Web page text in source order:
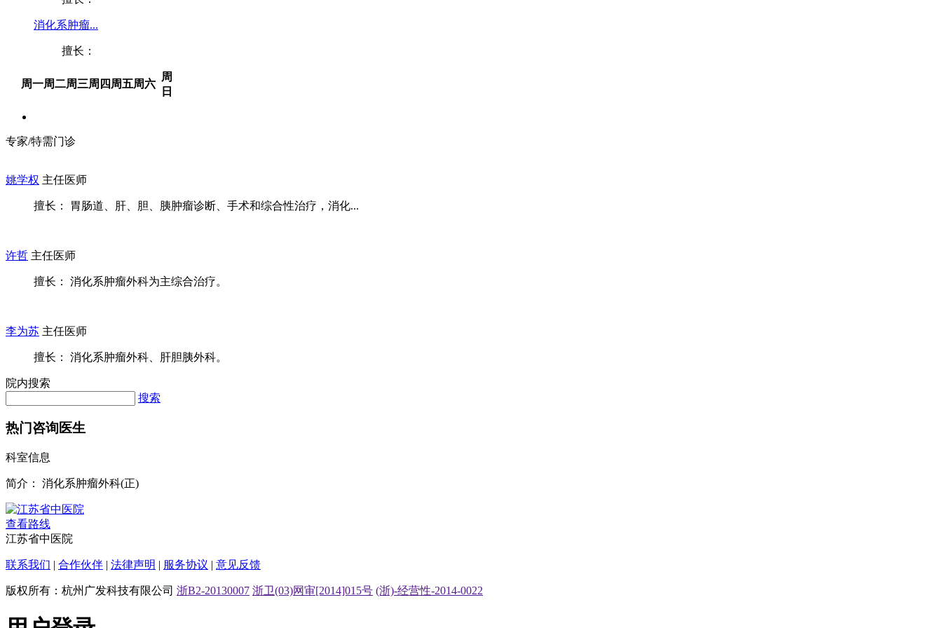
消化系肿瘤...
擅长：
周一周二周三周四 周五周六
周
日
专家/特需门诊
姚学权 主任医师
擅长： 胃肠道、肝、胆、胰肿瘤诊断、手术和综合性治疗，消化...
许哲 主任医师
擅长： 消化系肿瘤外科为主综合治疗。
李为苏 主任医师
擅长： 消化系肿瘤外科、肝胆胰外科。
院内搜索
搜索
热门咨询医生
科室信息
简介： 消化系肿瘤外科(正)
查看路线
江苏省中医院
联系我们 | 合作伙伴 | 法律声明 | 服务协议 | 意见反馈
版权所有：杭州广发科技有限公司 浙B2-20130007 浙卫(03)网审[2014]015号 (浙)-经营性-2014-0022